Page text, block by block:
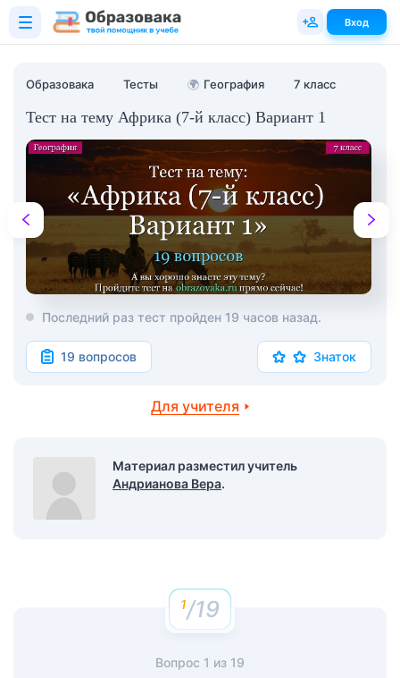
Образовака Тесты 🌍 География 7 класс
Тест на тему Африка (7-й класс) Вариант 1
Последний раз тест пройден 19 часов назад.
19 вопросов Знаток
Для учителя
Материал разместил учитель
Андрианова Вера.
/19
Вопрос 1 из 19
Вход